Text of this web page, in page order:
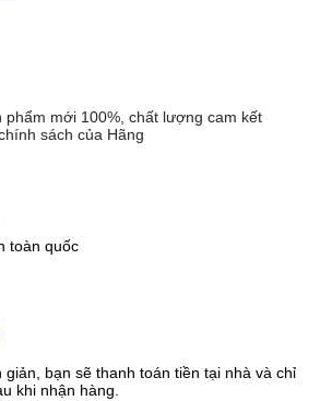
phẩm mới 100%, chất lượng cam kết
sách của Hãng
toàn quốc
bạn sẽ thanh toán tiền tại nhà và chỉ
khi nhận hàng.